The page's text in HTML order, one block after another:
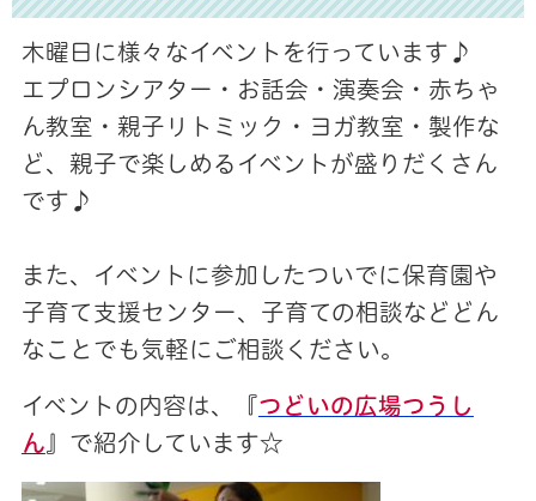
木曜日に様々なイベントを行っています♪
エプロンシアター・お話会・演奏会・赤ちゃ
ん教室・親子リトミック・ヨガ教室・製作な
ど、親子で楽しめるイベントが盛りだくさん
です♪
また、イベントに参加したついでに保育園や
子育て支援センター、子育ての相談などどん
なことでも気軽にご相談ください。
イベントの内容は、『 つどいの広場つうし
ん 』で紹介しています☆